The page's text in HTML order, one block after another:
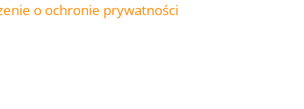
o ochronie prywatności